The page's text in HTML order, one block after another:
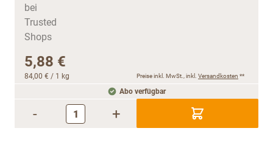
5,88 €
84,00 € / 1 kg Preise inkl. MwSt., inkl. Versandkosten **
Abo verfügbar
- +